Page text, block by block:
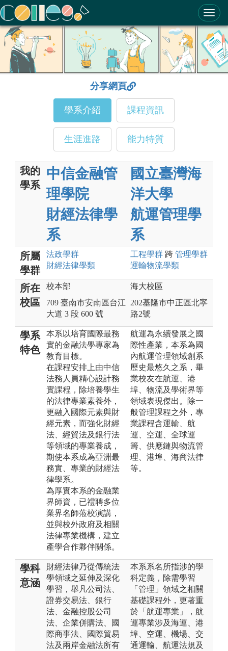
ColleGo! 大學選才與高中育才輔助系統
分享網頁
學系介紹 課程資訊
生涯進路 能力特質
我的
學系
中信金融管
理學院
財經法律學
系
國立臺灣海
洋大學
航運管理學
系
所屬
學群
法政學群
財經法律學類
工程學群 跨 管理學群
運輸物流學類
所在
校區
校本部
709 臺南市安南區台江
大道 3 段 600 號
海大校區
202基隆市中正區北寧
路2號
學系
特色
本系以培育國際最務
實的金融法學專家為
教育目標。
在課程安排上由中信
法務人員精心設計務
實課程，除培養學生
的法律專業素養外，
更融入國際元素與財
經元素，而強化財經
法、經貿法及銀行法
等領域的專業養成，
期使本系成為亞洲最
務實、專業的財經法
律學系。
為厚實本系的金融業
界師資，已禮聘多位
業界名師蒞校演講，
並與校外政府及相關
法律專業機構，建立
產學合作夥伴關係。
航運為永續發展之國
際性產業，本系為國
內航運管理領域創系
歷史最悠久之系，畢
業校友在航運、港
埠、物流及學術界等
領域表現傑出。除一
般管理課程之外，專
業課程含運輸、航
運、空運、全球運
籌、供應鏈與物流管
理、港埠、海商法律
等。
學科
意涵
財經法律乃從傳統法
學領域之延伸及深化
學習，舉凡公司法、
證券交易法、銀行
法、金融控股公司
法、企業併購法、國
際商事法、國際貿易
法及兩岸金融法所有
本系系名所指涉的學
科定義，除需學習
「管理」領域之相關
基礎課程外，更著重
於「航運專業」，航
運專業涉及海運、港
埠、空運、機場、交
通運輸、航運法規及